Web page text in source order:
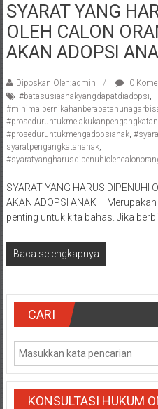
Pengacara
Perceraian/
Advokat
/
Konsultan
Hukum
/
Konsultan
Hukum
Pajak/
Mediator/
Mediasi/
Yogyakarta/Bantul/Sleman/
Yogyakarta/Jogja/
kalten/Solo/
Purwakarta,
Sukoharjo/
Semarang/
Purworejo,
Kebumen/Magelang/
Batu/
Blitar/Surabaya/Palembang/
SYARAT YANG
OLEH CALON
AKAN ADOPSI
Diposkan Oleh:admin
0
#batasusiaanakyangdapatdiadopsi,
#proseduruntukmengadopsianak,
syaratpengangkatananak,
SYARAT YANG HARUS DIPENUHI
AKAN ADOPSI ANAK –
penting untuk kita bahas. Jika
Baca selengkapnya
CARI
KONSULTASI HUKUM